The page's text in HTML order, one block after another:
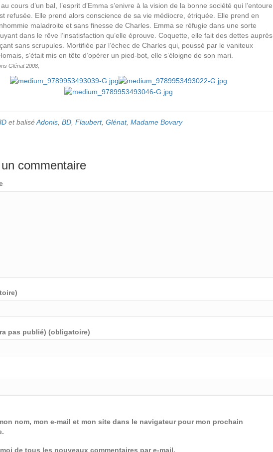
cours d’un bal, I’esprit d’Emma s’enivre à la vision de la bonne société qui l’entoure
refusée. Elle prend alors conscience de sa vie médiocre, étriquée. Elle prend en
maladroite et sans finesse de Charles. Emma se réfugie dans une sorte
dans le rêve l’insatisfaction qu’elle éprouve. Coquette, elle fait des dettes auprès
sans scrupules. Mortifiée par l’échec de Charles qui, poussé par le vaniteux
s’était mis en tête d’opérer un pied-bot, elle s’éloigne de son mari.
Glénat 2008,
et baliséAdonis BD Flaubert, Glénat, Madame Bovary
commentaire
pas publié) (obligatoire)
nom, mon e-mail et mon site dans le navigateur pour mon prochain
de tous les nouveaux commentaires par e-mail.